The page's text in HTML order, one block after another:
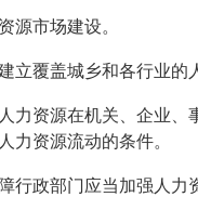
源市场建设。
覆盖城乡和各行业的
资源在机关、企业、
力资源流动的条件。
政部门应当加强人力